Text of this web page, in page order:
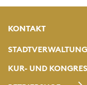
KONTAKT
STADTVERWALTUNG
KUR- UND